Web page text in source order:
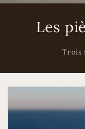
Les
Trois